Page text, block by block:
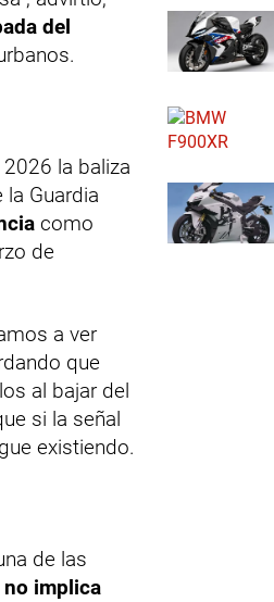
del
la baliza
Guardia
como
de
a ver
que
al bajar del
si la señal
existiendo.
de las
implica